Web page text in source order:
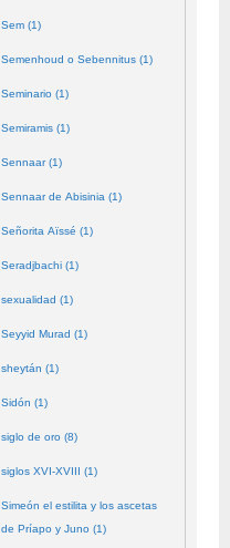
Sem (1)
Semenhoud o Sebennitus (1)
Seminario (1)
Semiramis (1)
Sennaar (1)
Sennaar de Abisinia (1)
Señorita Aïssé (1)
Seradjbachi (1)
sexualidad (1)
Seyyid Murad (1)
sheytán (1)
Sidón (1)
siglo de oro (8)
siglos XVI-XVIII (1)
Simeón el estilita y los ascetas
de Príapo y Juno (1)